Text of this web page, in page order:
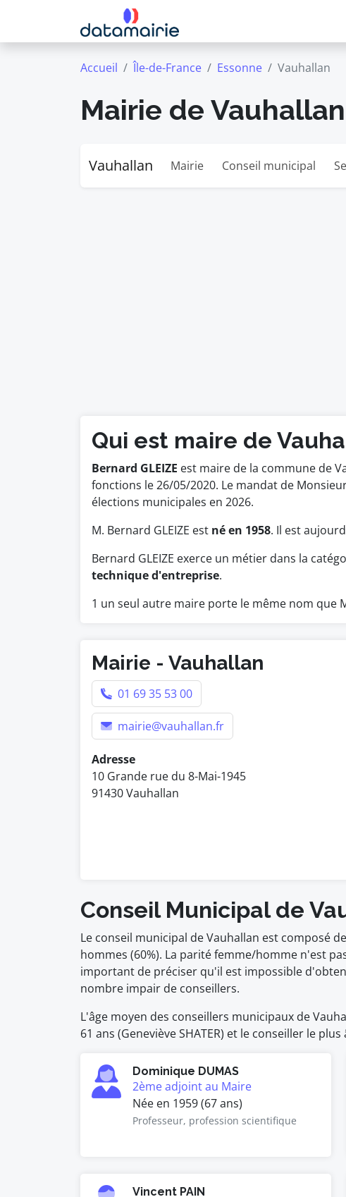
Accueil Île-de-France Essonne Vauhallan
Mairie de Vauhallan
Vauhallan Mairie Conseil municipal
Qui est maire de
Bernard GLEIZE est maire de la commune de
fonctions le 26/05/2020. Le mandat de
élections municipales en 2026.
M. Bernard GLEIZE est né en 1958. Il est
Bernard GLEIZE exerce un métier dans la
technique d'entreprise.
1 un seul autre maire porte le même nom que
Mairie - Vauhallan
01 69 35 53 00
mairie@vauhallan.fr
Adresse
10 Grande rue du 8-Mai-1945
91430 Vauhallan
Conseil Municipal de
Le conseil municipal de Vauhallan est composé
hommes (60%). La parité femme/homme n'est
important de préciser qu'il est impossible
nombre impair de conseillers.
L'âge moyen des conseillers municipaux de
61 ans (Geneviève SHATER) et le conseiller le
Dominique DUMAS
2ème adjoint au Maire
Née en 1959 (67 ans)
Professeur, profession scientifique
Vincent PAIN